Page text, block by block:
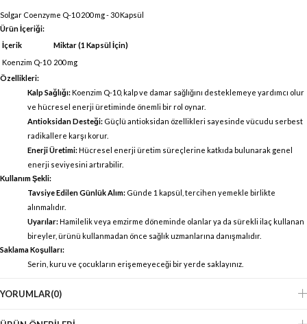
Solgar Coenzyme Q-10 200 mg - 30 Kapsül
Ürün İçeriği:
İçerik
Miktar (1 Kapsül İçin)
Koenzim Q-10 200 mg
Özellikleri:
Kalp Sağlığı:Koenzim Q-10, kalp ve damar sağlığını desteklemeye yardımcı olur
ve hücresel enerji üretiminde önemli bir rol oynar.
Antioksidan Desteği: Güçlü antioksidan özellikleri sayesinde vücudu serbest
radikallere karşı korur.
Enerji Üretimi:Hücresel enerji üretim süreçlerine katkıda bulunarak genel
enerji seviyesini artırabilir.
Kullanım Şekli:
Tavsiye Edilen Günlük Alım: Günde 1 kapsül, tercihen yemekle birlikte
alınmalıdır.
Uyarılar:Hamilelik veya emzirme döneminde olanlar ya da sürekli ilaç kullanan
bireyler, ürünü kullanmadan önce sağlık uzmanlarına danışmalıdır.
Saklama Koşulları:
Serin, kuru ve çocukların erişemeyeceği bir yerde saklayınız.
YORUMLAR(0)